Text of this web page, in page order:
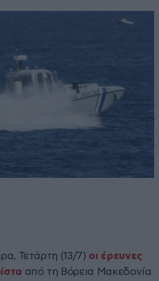
Τετάρτη (13/7) οι έρευνες
από τη Βόρεια Μακεδονία